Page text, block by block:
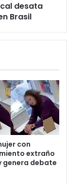
desata
Brasil
con
extraño
genera debate